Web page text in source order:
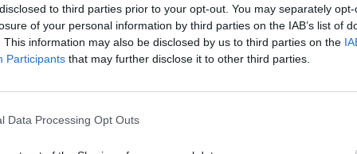
to third parties prior to your opt-out. You may separately
of your personal information by third parties on the IAB’s list of
This information may also be disclosed by us to third parties on the
Participants that may further disclose it to other third parties.
Data Processing Opt Outs
καταγραφή μέσω GPS και λειτουργία
σταθμευμένο. Όλα δηλαδή όσα χρειάζεσαι για
σημαντικά. Τα επιπλέον χρήματα που